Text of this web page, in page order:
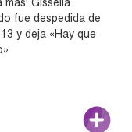
fue despedida de
y deja «Hay que